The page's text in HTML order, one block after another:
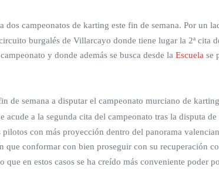
dos campeonatos de karting este fin de semana. Por un
burgalés de Villarcayo donde tiene lugar la 2ª
y donde además se busca desde la Escuela se
de semana a disputar el campeonato murciano de
acude a la segunda cita del campeonato tras la disputa
con más proyección dentro del panorama
que conformar con bien proseguir con su recuperación
en estos casos se ha creído más conveniente poder